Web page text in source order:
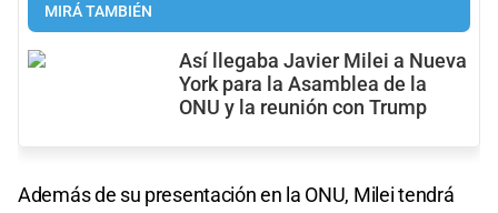
MIRÁ TAMBIÉN
Así llegaba Javier Milei a Nueva
York para la Asamblea de la
ONU y la reunión con Trump
Además de su presentación en la ONU, Milei tendrá